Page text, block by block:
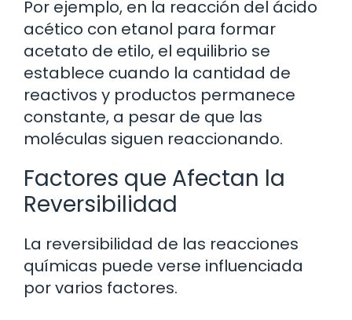
Por ejemplo, en la reacción del ácido
acético con etanol para formar
acetato de etilo, el equilibrio se
establece cuando la cantidad de
reactivos y productos permanece
constante, a pesar de que las
moléculas siguen reaccionando.
Factores que Afectan la
Reversibilidad
La reversibilidad de las reacciones
químicas puede verse influenciada
por varios factores.